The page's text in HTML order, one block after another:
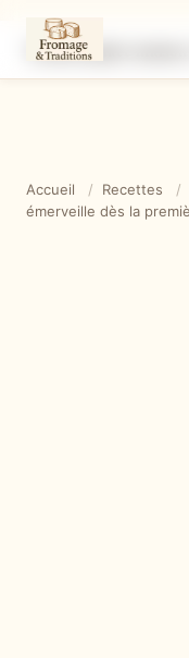
Accueil / Recettes /
émerveille dès la